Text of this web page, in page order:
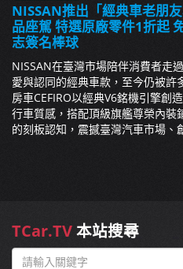
NISSAN推出「經典車老朋
品座駕 特選原廠零件1折起
志簽名棒球
NISSAN在臺灣市場陪伴消費者走
愛與認同的經典車款，至今仍被
房車CEFIRO以經典V6銘機引擎創
行車質感，搭配頂級旗艦尊榮內裝
的刻板認知，震撼臺灣汽車市場、
TCar.TV本站搜尋